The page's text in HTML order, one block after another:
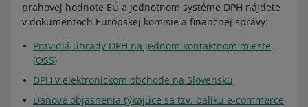
prahovej hodnote EÚ a jednotnom systéme DPH nájdete
v dokumentoch Európskej komisie a finančnej správy:
Pravidlá úhrady DPH na jednom kontaktnom mieste
(OSS)
DPH v elektronickom obchode na Slovensku
Daňové objasnenia týkajúce sa tzv. balíku e-commerce